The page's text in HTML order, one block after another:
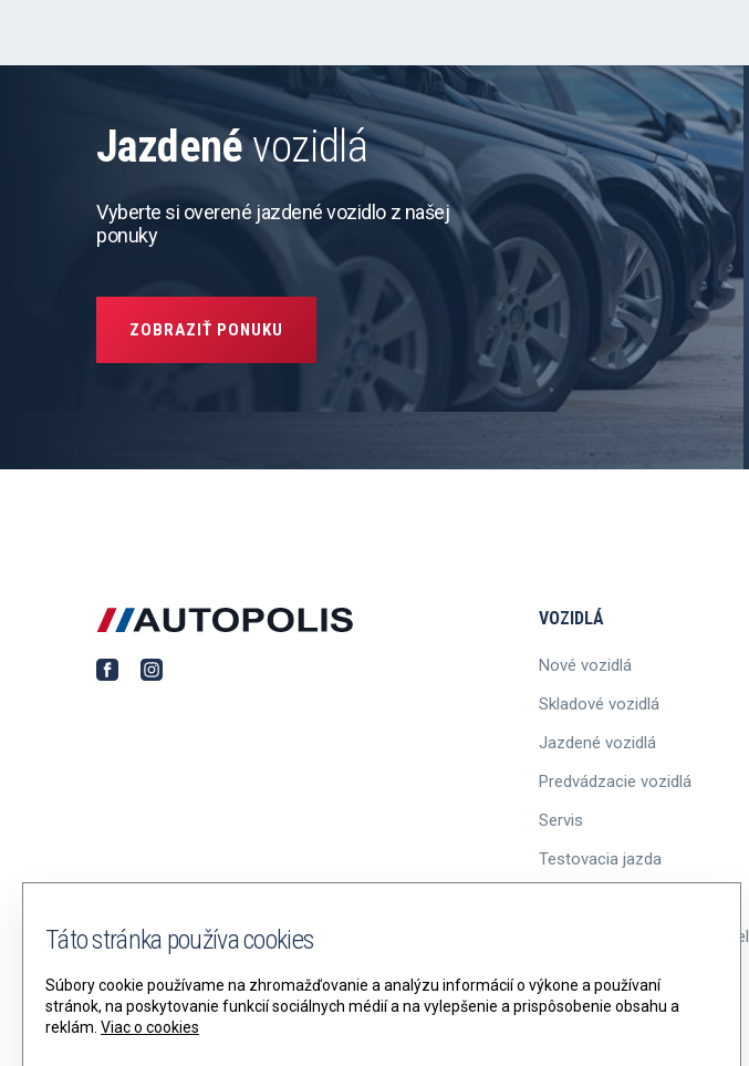
Jazdenévozidlá
Vyberte si overené jazdené vozidlo z našej
ponuky
ZOBRAZIŤ PONUKU
VOZIDLÁ
Nové vozidlá
Skladové vozidlá
Jazdené vozidlá
Predvádzacie vozidlá
Servis
Testovacia jazda
Informácie o ponuke vozidiel
Táto stránka používa cookies
Súbory cookie používame na zhromažďovanie a analýzu informácií o výkone a používaní
stránok, na poskytovanie funkcií sociálnych médií a na vylepšenie a prispôsobenie obsahu a
reklám. Viac o cookies